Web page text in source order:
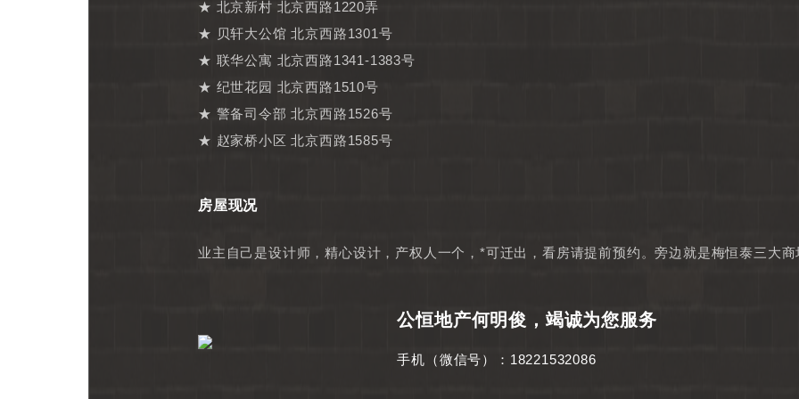
★ 北京新村 北京西路1220弄
★ 贝轩大公馆 北京西路1301号
★ 联华公寓 北京西路1341-1383号
★ 纪世花园 北京西路1510号
★ 警备司令部 北京西路1526号
★ 赵家桥小区 北京西路1585号
房屋现况
业主自己是设计师，精心设计，产权人一个，*可迁出，看房请提前预约。旁边就是梅恒泰三大商
公恒地产何明俊，竭诚为您服务
手机（微信号）：18221532086